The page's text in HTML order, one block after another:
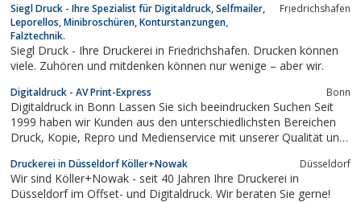
und Wirkungen erzielen.Unsere Druckerei ist seit nunmehr zehn
Jahren erfolgreich in...
Siegl Druck - Ihre Spezialist für Digitaldruck, Selfmailer,
Leporellos, Minibroschüren, Konturstanzungen,
Falztechnik.
Friedrichshafen
Siegl Druck - Ihre Druckerei in Friedrichshafen. Drucken können
viele. Zuhören und mitdenken können nur wenige – aber wir.
Digitaldruck - AV Print-Express Bonn
Digitaldruck in Bonn Lassen Sie sich beeindrucken Suchen Seit
1999 haben wir Kunden aus den unterschiedlichsten Bereichen
Druck, Kopie, Repro und Medienservice mit unserer Qualität und
Präsentationssysteme Sticker / Holosticker Fahrzeugbeschriftung
Profilbuchstaben /...
Druckerei in Düsseldorf Köller+Nowak Düsseldorf
Wir sind Köller+Nowak - seit 40 Jahren Ihre Druckerei in
Düsseldorf im Offset- und Digitaldruck. Wir beraten Sie gerne!